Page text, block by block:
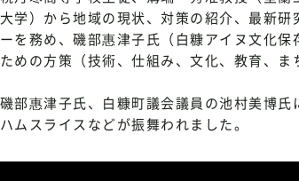
学）から地域の現状、対策の紹介、最新研
を務め、磯部惠津子氏（白糠アイヌ文化保
めの方策（技術、仕組み、文化、教育、ま
部惠津子氏、白糠町議会議員の池村美博氏
スライスなどが振舞われました。